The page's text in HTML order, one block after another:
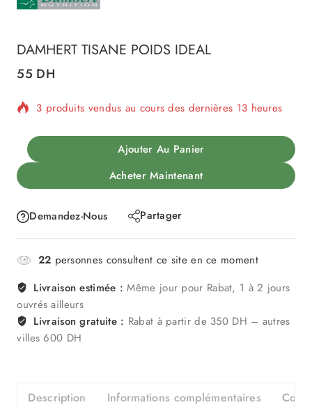
DAMHERT TISANE POIDS IDEAL
55 DH
3 produits vendus au cours des dernières 13 heures
Vente rapide ! Plus de 9 personnes ont dans leur
Ajouter Au Panier
Acheter Maintenant
Demandez-Nous Partager
22 personnes consultent ce site en ce moment
Livraison estimée : Même jour pour Rabat, 1 à 2 jours
ouvrés ailleurs
Livraison gratuite : Rabat à partir de 350 DH – autres
villes 600 DH
Description Informations complémentaires